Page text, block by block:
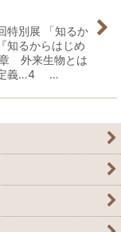
別展 「知るか
知るからはじめ
外来生物とは
定義…4 …